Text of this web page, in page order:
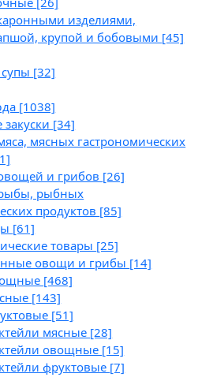
изделиями,
крупой и бобовыми [45]
[32]
[1038]
[34]
мясных гастрономических
и грибов [26]
рыбных
продуктов [85]
[61]
товары [25]
овощи и грибы [14]
[468]
[143]
[51]
мясные [28]
овощные [15]
фруктовые [7]